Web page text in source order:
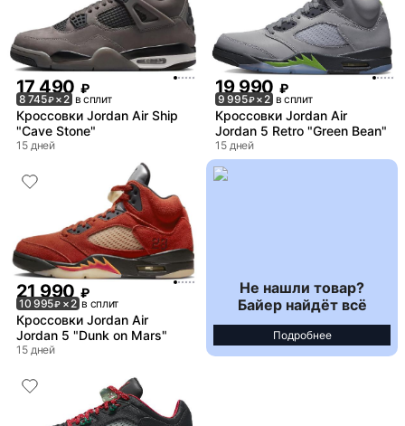
17 490 ₽
8 745₽× 2 в сплит
Кроссовки Jordan Air Ship
"Cave Stone"
15 дней
19 990 ₽
9 995₽× 2 в сплит
Кроссовки Jordan Air
Jordan 5 Retro "Green Bean"
15 дней
21 990 ₽
10 995₽ × 2 в сплит
Кроссовки Jordan Air
Jordan 5 "Dunk on Mars"
15 дней
Не нашли товар?
Байер найдёт всё
Подробнее